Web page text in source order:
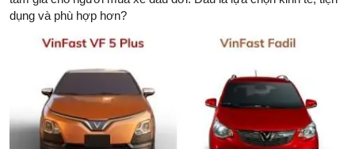
dụng và phù hợp hơn?